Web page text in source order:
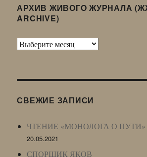
АРХИВ ЖИВОГО ЖУРНАЛА
ARCHIVE)
Архив
LJ
СВЕЖИЕ ЗАПИСИ
ЧТЕНИЕ «МОНОЛОГА О ПУТИ»
20.05.2021
СПОРЩИК ЯКОВ